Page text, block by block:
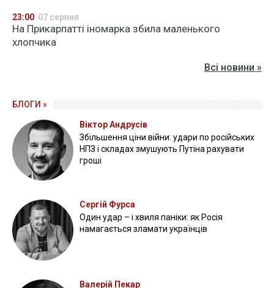
23:00 07 серпня
На Прикарпатті іномарка збила маленького
хлопчика
Всі новини »
БЛОГИ »
Віктор Андрусів
Збільшення ціни війни: удари по російських
НПЗ і складах змушують Путіна рахувати
гроші
Сергій Фурса
Один удар – і хвиля паніки: як Росія
намагається зламати українців
Валерій Пекар